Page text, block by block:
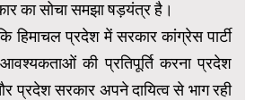
का सोचा समझा षड़यंत्र है।
हिमाचल प्रदेश में सरकार कांग्रेस पार्टी
की प्रतिपूर्ति करना प्रदेश
प्रदेश सरकार अपने दायित्व से भाग रही